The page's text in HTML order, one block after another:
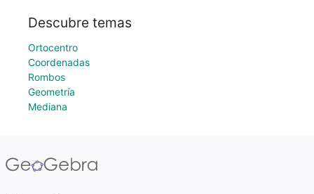
Descubre temas
Ortocentro
Coordenadas
Rombos
Geometría
Mediana